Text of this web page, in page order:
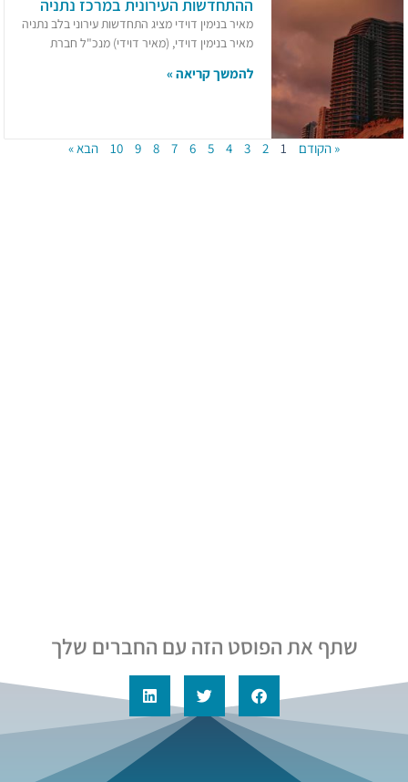
ההתחדשות העירונית במרכז נתניה
מאיר בנימין דוידי מציג התחדשות עירוני בלב נתניה
מאיר בנימין דוידי, (מאיר דוידי) מנכ"ל חברת
להמשך קריאה »
« הקודם 1
2
3
4
5
6
7
8
9
10 הבא »
שתף את הפוסט הזה עם החברים שלך